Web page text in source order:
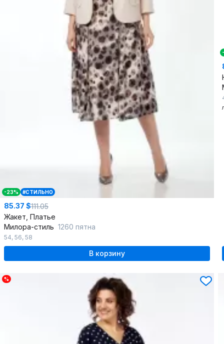
-23% #СТИЛЬНО
85.37 $111.05
Жакет, Платье
Милора-стиль 1260 пятна
54, 56, 58
В корзину
%